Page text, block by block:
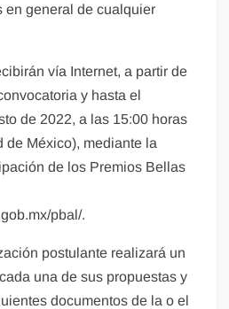
en general de cualquier
vía Internet, a partir de
y hasta el
de 2022, a las 15:00 horas
de México), mediante la
de los Premios Bellas
pbal/.
postulante realizará un
una de sus propuestas y
documentos de la o el